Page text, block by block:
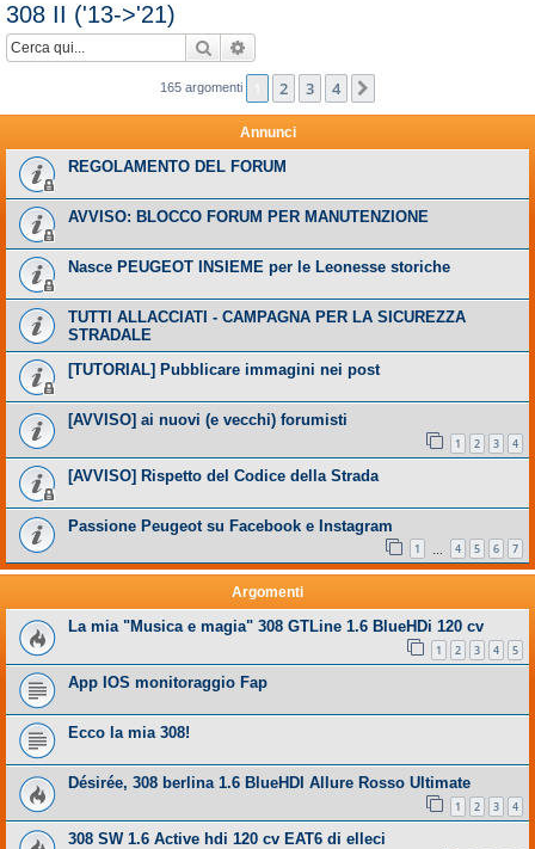
308 II ('13->'21)
Cerca
165 argomenti 2 3 4
Annunci
REGOLAMENTO DEL FORUM
AVVISO: BLOCCO FORUM PER MANUTENZIONE
Nasce PEUGEOT INSIEME per le Leonesse storiche
TUTTI ALLACCIATI - CAMPAGNA PER LA SICUREZZA
STRADALE
[TUTORIAL] Pubblicare immagini nei post
[AVVISO] ai nuovi (e vecchi) forumisti
1 2 3 4
[AVVISO] Rispetto del Codice della Strada
Passione Peugeot su Facebook e Instagram
1 4 5 6 7
Argomenti
La mia "Musica e magia" 308 GTLine 1.6 BlueHDi 120 cv
1 2 3 4 5
App IOS monitoraggio Fap
Ecco la mia 308!
Désirée, 308 berlina 1.6 BlueHDI Allure Rosso Ultimate
1 2 3 4
308 SW 1.6 Active hdi 120 cv EAT6 di elleci